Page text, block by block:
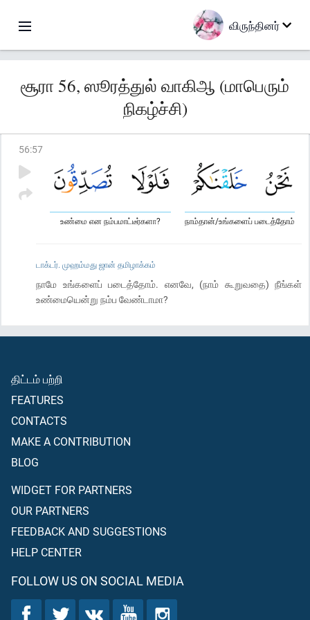
விருந்தினர்
சூரா 56, ஸூரத்துல் வாகிஆ (மாபெரும்
நிகழ்ச்சி)
56:57
நாம்தான்/உங்களைப் படைத்தோம்
உண்மை என நம்பமாட்டீர்களா?
டாக்டர். முஹம்மது ஜான் தமிழாக்கம்
நாமே உங்களைப் படைத்தோம். எனவே, (நாம் கூறுவதை) நீங்கள்
உண்மையென்று நம்ப வேண்டாமா?
திட்டம் பற்றி
FEATURES
CONTACTS
MAKE A CONTRIBUTION
BLOG
WIDGET FOR PARTNERS
OUR PARTNERS
FEEDBACK AND SUGGESTIONS
HELP CENTER
FOLLOW US ON SOCIAL MEDIA